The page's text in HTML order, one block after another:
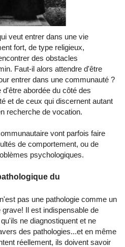
veut entrer dans une vie
fort, de type religieux,
des obstacles
Faut-il alors attendre d'être
entrer dans une communauté ?
abordée du côté des
et de ceux qui discernent autant
recherche de vocation.
vont parfois faire
de comportement, ou de
psychologiques.
du
pas une pathologie comme un
Il est indispensable de
ne diagnostiquent et ne
des pathologies...et en même
réellement, ils doivent savoir